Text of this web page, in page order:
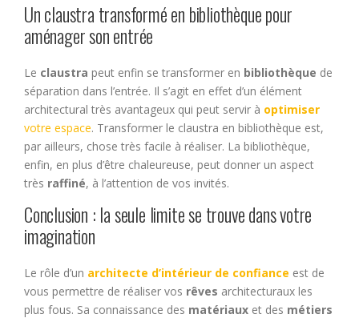
Un claustra transformé en bibliothèque pour
aménager son entrée
Le claustra peut enfin se transformer en bibliothèque de
séparation dans l’entrée. Il s’agit en effet d’un élément
architectural très avantageux qui peut servir à optimiser
votre espace. Transformer le claustra en bibliothèque est,
par ailleurs, chose très facile à réaliser. La bibliothèque,
enfin, en plus d’être chaleureuse, peut donner un aspect
très raffiné, à l’attention de vos invités.
Conclusion : la seule limite se trouve dans votre
imagination
Le rôle d’un architecte d’intérieur de confiance est de
vous permettre de réaliser vos rêves architecturaux les
plus fous. Sa connaissance des matériaux et des métiers